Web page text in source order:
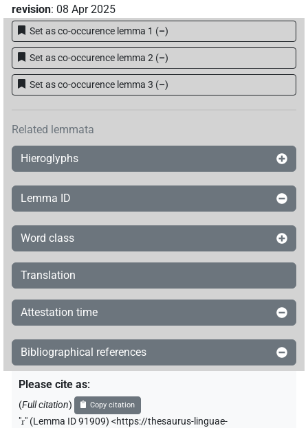
revision: 08 Apr 2025
Set as co-occurence lemma 1 (–)
Set as co-occurence lemma 2 (–)
Set as co-occurence lemma 3 (–)
Related lemmata
Hieroglyphs
Lemma ID
Word class
Translation
Attestation time
Bibliographical references
Please cite as:
(Full citation) Copy citation
"r" (Lemma ID 91909) <https://thesaurus-linguae-